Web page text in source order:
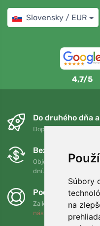
Súbory
na
Slovensky / EUR
4,7/5
Do druhého dňa
Doprava zadarmo pri
Bezplatná
Objednávku môžete
dní.
Podporujeme
Za každú objednávku
nás